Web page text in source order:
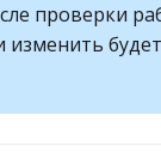
проверки
изменить будет